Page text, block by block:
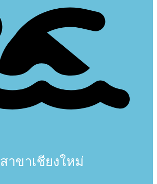
สาขาเชียงใหม่